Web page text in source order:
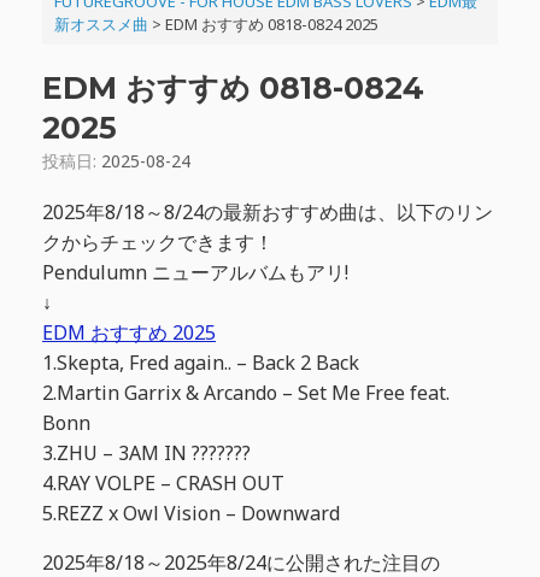
新オススメ曲 > EDM おすすめ 0818-0824 2025
EDM おすすめ 0818-0824
2025
投稿日: 2025-08-24
2025年8/18～8/24の最新おすすめ曲は、以下のリン
クからチェックできます！
Pendulumn ニューアルバムもアリ!
↓
EDM おすすめ 2025
1.Skepta, Fred again.. – Back 2 Back
2.Martin Garrix & Arcando – Set Me Free feat.
Bonn
3.ZHU – 3AM IN ???????
4.RAY VOLPE – CRASH OUT
5.REZZ x Owl Vision – Downward
2025年8/18～2025年8/24に公開された注目の